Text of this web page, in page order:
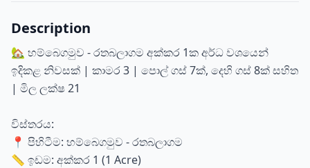
Description
🏡 හම්බෙගමුව - රතබලාගම අක්කර 1ක අර්ධ වශයෙන්
ඉදිකළ නිවසක් | කාමර 3 | පොල් ගස් 7ක්, දෙහි ගස් 8ක් සහිත
| මිල ලක්ෂ 21
විස්තරය:
📍 පිහිටීම: හම්බෙගමුව - රතබලාගම
📏 ඉඩම: අක්කර 1 (1 Acre)